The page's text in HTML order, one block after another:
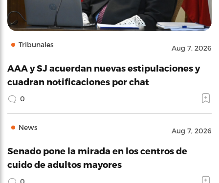
Tribunales Aug 7, 2026
AAA y SJ acuerdan nuevas estipulaciones y
cuadran notificaciones por chat
0
News Aug 7, 2026
Senado pone la mirada en los centros de
cuido de adultos mayores